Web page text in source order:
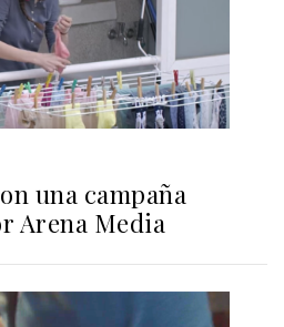
una campaña
Arena Media